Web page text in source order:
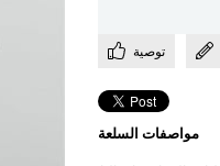
توصية
مواصفات السلعة